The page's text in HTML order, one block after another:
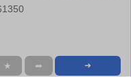
★ ➦ ➜